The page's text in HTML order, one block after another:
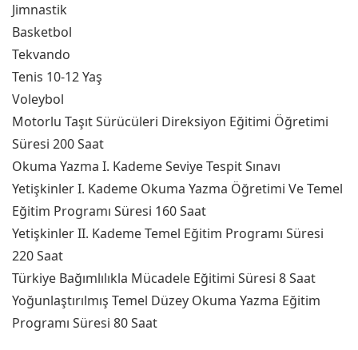
Jimnastik
Basketbol
Tekvando
Tenis 10-12 Yaş
Voleybol
Motorlu Taşıt Sürücüleri Direksiyon Eğitimi Öğretimi
Süresi 200 Saat
Okuma Yazma I. Kademe Seviye Tespit Sınavı
Yetişkinler I. Kademe Okuma Yazma Öğretimi Ve Temel
Eğitim Programı Süresi 160 Saat
Yetişkinler II. Kademe Temel Eğitim Programı Süresi
220 Saat
Türkiye Bağımlılıkla Mücadele Eğitimi Süresi 8 Saat
Yoğunlaştırılmış Temel Düzey Okuma Yazma Eğitim
Programı Süresi 80 Saat